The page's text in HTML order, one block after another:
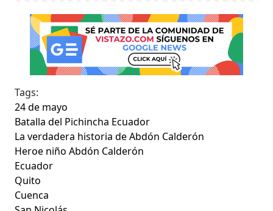
Tags:
24 de mayo
Batalla del Pichincha Ecuador
La verdadera historia de Abdón Calderón
Heroe niño Abdón Calderón
Ecuador
Quito
Cuenca